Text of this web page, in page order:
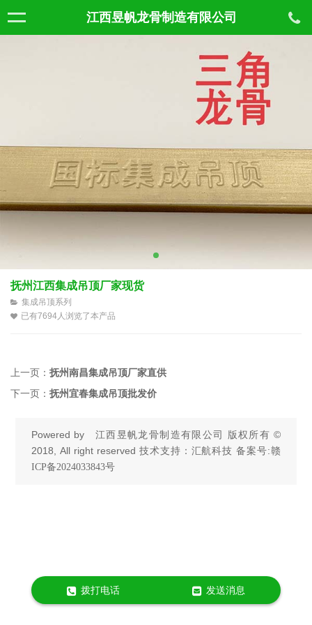
江西昱帆龙骨制造有限公司
抚州江西集成吊顶厂家现货
集成吊顶系列
已有7694人浏览了本产品
上一页： 抚州南昌集成吊顶厂家直供
下一页： 抚州宜春集成吊顶批发价
Powered by江西昱帆龙骨制造有限公司
版权所有 ©
2018, All right reserved 技术支持：汇航科技 备案号:赣
ICP备2024033843号
拨打电话 发送消息